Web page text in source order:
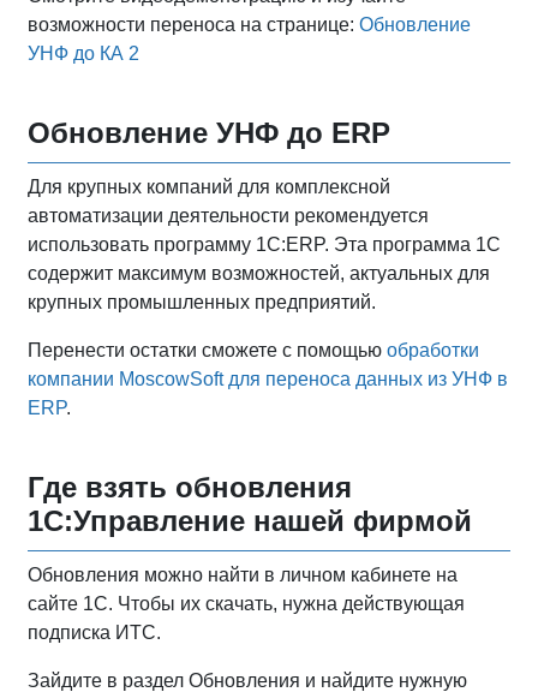
возможности переноса на странице: Обновление
УНФ до КА 2
Обновление УНФ до ERP
Для крупных компаний для комплексной
автоматизации деятельности рекомендуется
использовать программу 1С:ERP. Эта программа 1С
содержит максимум возможностей, актуальных для
крупных промышленных предприятий.
Перенести остатки сможете с помощью обработки
компании MoscowSoft для переноса данных из УНФ в
ERP.
Где взять обновления
1С:Управление нашей фирмой
Обновления можно найти в личном кабинете на
сайте 1С. Чтобы их скачать, нужна действующая
подписка ИТС.
Зайдите в раздел Обновления и найдите нужную